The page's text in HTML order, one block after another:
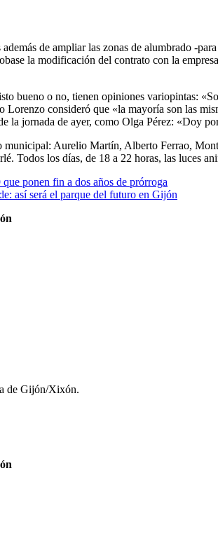
de ampliar las zonas de alumbrado -
la modificación del contrato con la
bueno o no, tienen opiniones variopintas:
consideró que «la mayoría son las
la jornada de ayer, como Olga Pérez: «Doy
municipal: Aurelio Martín, Alberto Ferrao,
Todos los días, de 18 a 22 horas, las luces
ponen fin a dos años de prórroga
así será el parque del futuro en Gijón
de Gijón/Xixón.